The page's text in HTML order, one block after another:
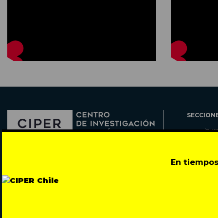
En
Todos los derechos reservados © 2007-2026